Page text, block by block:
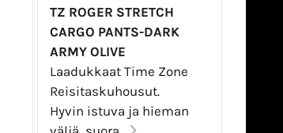
TZ ROGER STRETCH
CARGO PANTS-DARK
ARMY OLIVE
Laadukkaat Time Zone
Reisitaskuhousut.
Hyvin istuva ja hieman